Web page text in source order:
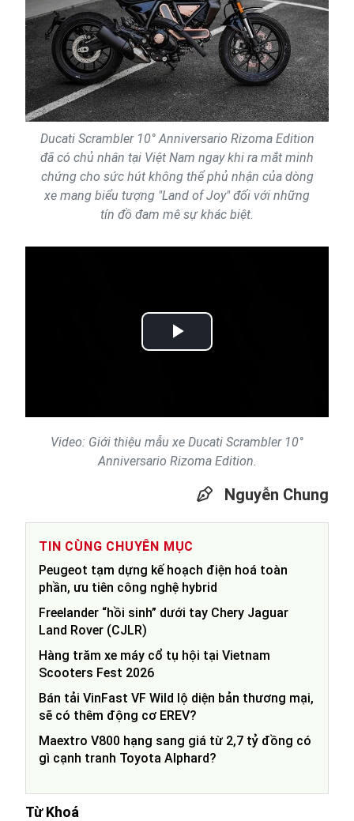
Ducati Scrambler 10° Anniversario Rizoma Edition
đã có chủ nhân tại Việt Nam ngay khi ra mắt minh
chứng cho sức hút không thể phủ nhận của dòng
xe mang biểu tượng "Land of Joy" đối với những
tín đồ đam mê sự khác biệt.
Play
Video: Giới thiệu mẫu xe Ducati Scrambler 10°
Anniversario Rizoma Edition.
Nguyễn Chung
TIN CÙNG CHUYÊN MỤC
Peugeot tạm dựng kế hoạch điện hoá toàn
phần, ưu tiên công nghệ hybrid
Freelander “hồi sinh” dưới tay Chery Jaguar
Land Rover (CJLR)
Hàng trăm xe máy cổ tụ hội tại Vietnam
Scooters Fest 2026
Bán tải VinFast VF Wild lộ diện bản thương mại,
sẽ có thêm động cơ EREV?
Maextro V800 hạng sang giá từ 2,7 tỷ đồng có
gì cạnh tranh Toyota Alphard?
Từ Khoá